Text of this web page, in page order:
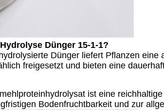
Dünger 15-1-1?
Dünger liefert Pflanzen
freigesetzt und bieten eine
ist eine
Bodenfruchtbarkeit und zur